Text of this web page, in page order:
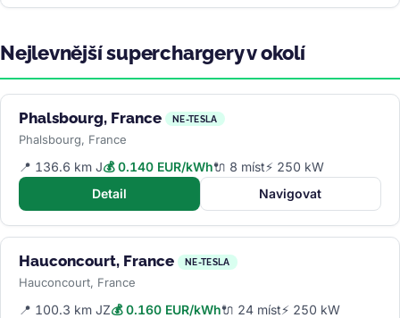
Nejlevnější superchargery v okolí
Phalsbourg, France NE-TESLA
Phalsbourg, France
📍 136.6 km J💰 0.140 EUR/kWh🔌 8 míst⚡ 250 kW
Detail
Navigovat
Hauconcourt, France NE-TESLA
Hauconcourt, France
📍 100.3 km JZ💰 0.160 EUR/kWh🔌 24 míst⚡ 250 kW